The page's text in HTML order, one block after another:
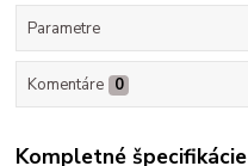
Parametre
Komentáre 0
Kompletné špecifikácie